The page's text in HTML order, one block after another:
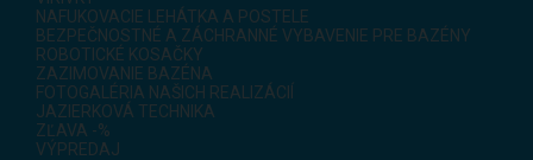
NAFUKOVACIE LEHÁTKA A POSTELE
BEZPEČNOSTNÉ A ZÁCHRANNÉ VYBAVENIE PRE BAZÉNY
ROBOTICKÉ KOSAČKY
ZAZIMOVANIE BAZÉNA
FOTOGALÉRIA NAŠICH REALIZÁCIÍ
JAZIERKOVÁ TECHNIKA
ZĽAVA -%
VÝPREDAJ